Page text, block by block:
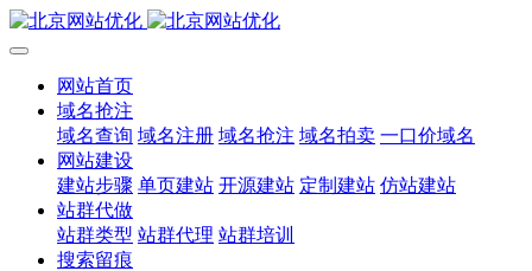
网站首页
域名抢注
域名查询 域名注册 域名抢注 域名拍卖 一口价域名
网站建设
建站步骤 单页建站 开源建站 定制建站 仿站建站
站群代做
站群类型 站群代理 站群培训
搜索留痕